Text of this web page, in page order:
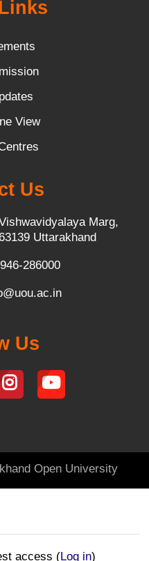
View
Us
Marg,
Uttarakhand
286000
Us
Open University
access (Log in)